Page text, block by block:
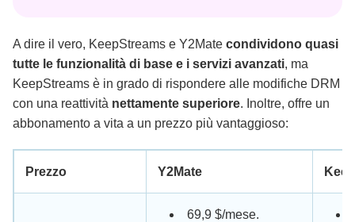
A dire il vero, KeepStreams e Y2Mate condividono quasi
tutte le funzionalità di base e i servizi avanzati, ma
KeepStreams è in grado di rispondere alle modifiche DRM
con una reattività nettamente superiore. Inoltre, offre un
abbonamento a vita a un prezzo più vantaggioso:
Prezzo Y2Mate
69,9 $/mese.